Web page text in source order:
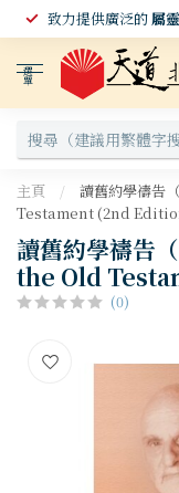
致力提供廣泛的屬
選
單
主頁 /
讀舊約學禱告
Testament (2nd
讀舊約學禱告
the Old
(0)